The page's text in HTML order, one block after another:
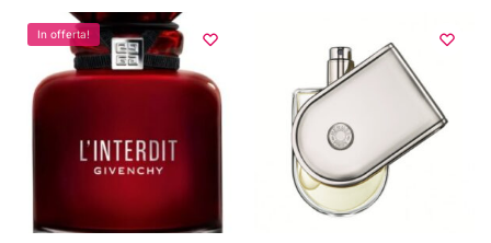
scelte
pagina
prodotto
In offerta!